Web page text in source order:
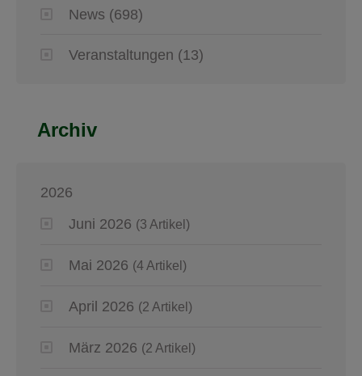
News (698)
Veranstaltungen (13)
Archiv
2026
Juni 2026 (3 Artikel)
Mai 2026 (4 Artikel)
April 2026 (2 Artikel)
März 2026 (2 Artikel)